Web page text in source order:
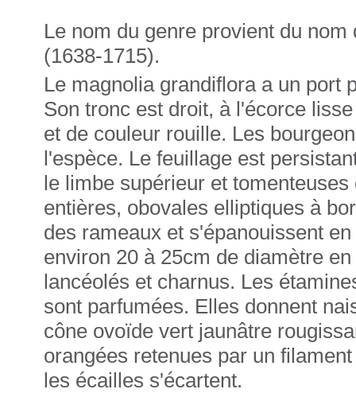
Le nom du genre provient du
(1638-1715).
Le magnolia grandiflora a un port
Son tronc est droit, à l'écorce
et de couleur rouille. Les
l'espèce. Le feuillage est
le limbe supérieur et
entières, obovales elliptiques à
des rameaux et s'épanouissent
environ 20 à 25cm de diamètre
lancéolés et charnus. Les
sont parfumées. Elles donnent
cône ovoïde vert jaunâtre
orangées retenues par un
les écailles s'écartent.